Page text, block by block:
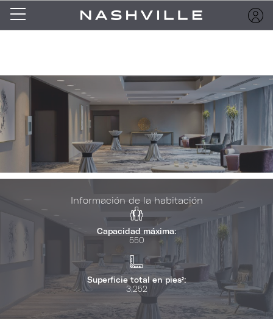
Información de la habitación
Capacidad máxima:
550
Superficie total en pies²:
3,252